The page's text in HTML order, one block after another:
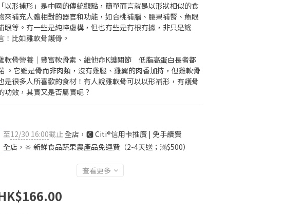
「以形補形」是中國的傳統觀點，簡單而言就是以形狀相似的食
來補充人體相對的器官和功能，如合桃補腦、腰果補腎、魚眼
眼等。有一些是純粹虛構，但也有些是有根有據，非只是謠
！比如雞軟骨護骨。
軟骨營養｜豐富軟骨素、維他命K護關節　低脂高蛋白長者都
。它雖是骨而非肉類，沒有雞腿、雞翼的肉香加持，但雞軟骨
是很多人所喜歡的食材！有人說雞軟骨可以以形補形，有護骨
功效，其實又是否屬實呢？
至12/30 16:00截止全店，🅲 Citi®信用卡推廣 | 免手續費
全店，🔆 新鮮食品蔬果農產品免運費（2-4天送；滿$500）
查看更多